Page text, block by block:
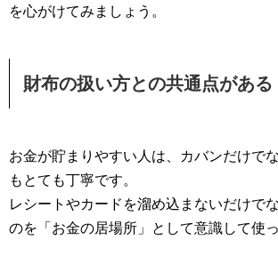
を心がけてみましょう。
財布の扱い方との共通点がある
お金が貯まりやすい人は、カバンだけで
もとても丁寧です。
レシートやカードを溜め込まないだけで
のを「お金の居場所」として意識して使っ